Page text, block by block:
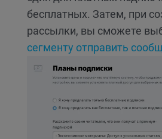
бесплатных. Затем, при
рассылки, вы сможете
сегменту отправить